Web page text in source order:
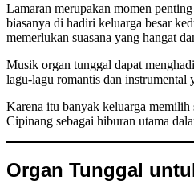
Lamaran merupakan momen
biasanya di hadiri keluarga besar
memerlukan suasana yang hangat
Musik organ tunggal dapat
lagu-lagu romantis dan instrumental
Karena itu banyak keluarga memilih
Cipinang sebagai hiburan utama
Organ Tunggal